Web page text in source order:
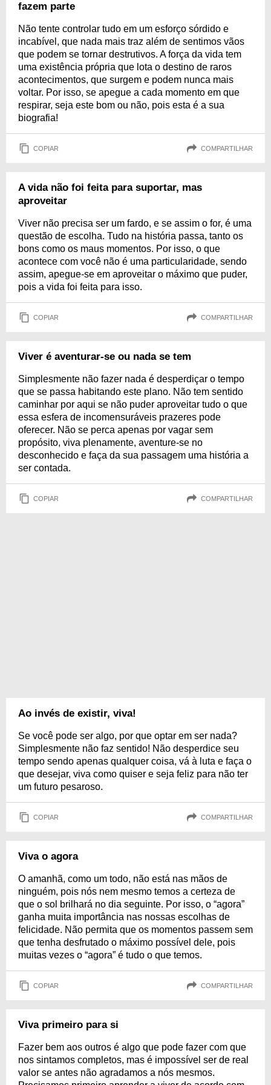
fazem parte
Não tente controlar tudo em um esforço sórdido e
incabível, que nada mais traz além de sentimos vãos
que podem se tornar destrutivos. A força da vida tem
uma existência própria que lota o destino de raros
acontecimentos, que surgem e podem nunca mais
voltar. Por isso, se apegue a cada momento em que
respirar, seja este bom ou não, pois esta é a sua
biografia!
COPIAR COMPARTILHAR
A vida não foi feita para suportar, mas
aproveitar
Viver não precisa ser um fardo, e se assim o for, é uma
questão de escolha. Tudo na história passa, tanto os
bons como os maus momentos. Por isso, o que
acontece com você não é uma particularidade, sendo
assim, apegue-se em aproveitar o máximo que puder,
pois a vida foi feita para isso.
COPIAR COMPARTILHAR
Viver é aventurar-se ou nada se tem
Simplesmente não fazer nada é desperdiçar o tempo
que se passa habitando este plano. Não tem sentido
caminhar por aqui se não puder aproveitar tudo o que
essa esfera de incomensuráveis prazeres pode
oferecer. Não se perca apenas por vagar sem
propósito, viva plenamente, aventure-se no
desconhecido e faça da sua passagem uma história a
ser contada.
COPIAR COMPARTILHAR
Ao invés de existir, viva!
Se você pode ser algo, por que optar em ser nada?
Simplesmente não faz sentido! Não desperdice seu
tempo sendo apenas qualquer coisa, vá à luta e faça o
que desejar, viva como quiser e seja feliz para não ter
um futuro pesaroso.
COPIAR COMPARTILHAR
Viva o agora
O amanhã, como um todo, não está nas mãos de
ninguém, pois nós nem mesmo temos a certeza de
que o sol brilhará no dia seguinte. Por isso, o “agora”
ganha muita importância nas nossas escolhas de
felicidade. Não permita que os momentos passem sem
que tenha desfrutado o máximo possível dele, pois
muitas vezes o “agora” é tudo o que temos.
COPIAR COMPARTILHAR
Viva primeiro para si
Fazer bem aos outros é algo que pode fazer com que
nos sintamos completos, mas é impossível ser de real
valor se antes não agradamos a nós mesmos.